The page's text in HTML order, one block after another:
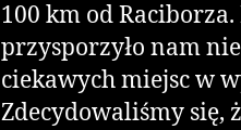
100 km od
przysporzyło nam
ciekawych miejsc w
Zdecydowaliśmy się,